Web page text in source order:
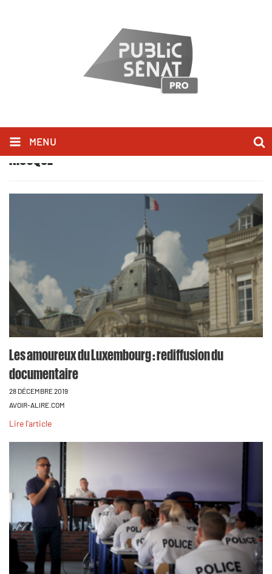
MENU
KIOSQUE
Les amoureux du Luxembourg : rediffusion du
documentaire
28 DÉCEMBRE 2019
AVOIR-ALIRE.COM
Lire l'article